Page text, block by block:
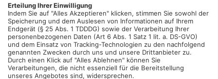
Artikel teilen
ANZEIGE